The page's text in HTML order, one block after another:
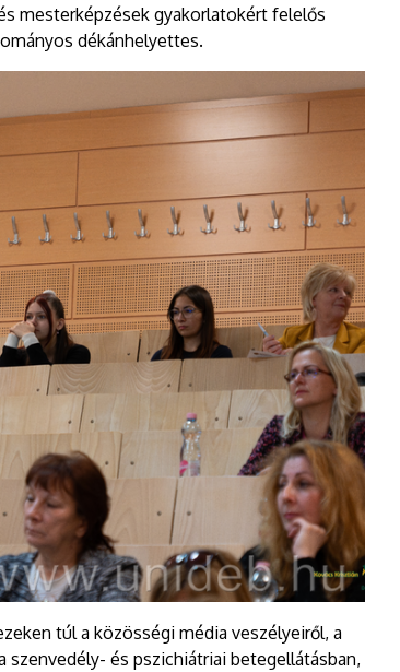
mesterképzések gyakorlatokért felelős
dékánhelyettes.
túl a közösségi média veszélyeiről, a
szenvedély- és pszichiátriai betegellátásban,